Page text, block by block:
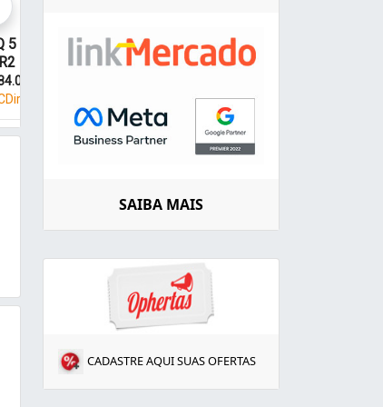
SAIBA MAIS
CADASTRE AQUI SUAS OFERTAS